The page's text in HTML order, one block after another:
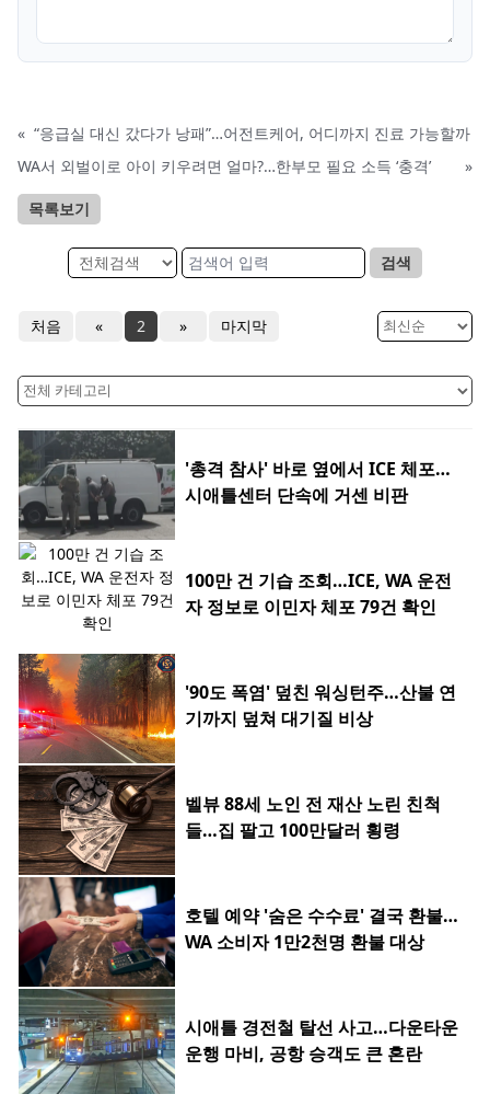
« “응급실 대신 갔다가 낭패”…어전트케어, 어디까지 진료 가능할까
WA서 외벌이로 아이 키우려면 얼마?…한부모 필요 소득 ‘충격’
»
목록보기
검색
처음 « 2 » 마지막
'총격 참사' 바로 옆에서 ICE 체포…
시애틀센터 단속에 거센 비판
100만 건 기습 조회…ICE, WA 운전
자 정보로 이민자 체포 79건 확인
'90도 폭염' 덮친 워싱턴주…산불 연
기까지 덮쳐 대기질 비상
벨뷰 88세 노인 전 재산 노린 친척
들…집 팔고 100만달러 횡령
호텔 예약 '숨은 수수료' 결국 환불…
WA 소비자 1만2천명 환불 대상
시애틀 경전철 탈선 사고…다운타운
운행 마비, 공항 승객도 큰 혼란